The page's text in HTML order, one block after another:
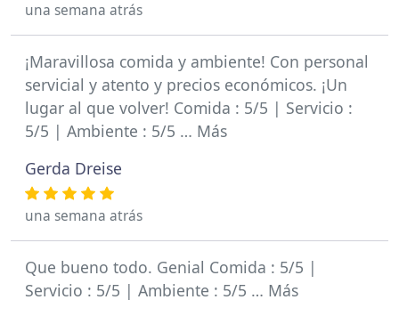
una semana atrás
¡Maravillosa comida y ambiente! Con personal
servicial y atento y precios económicos. ¡Un
lugar al que volver! Comida : 5/5 | Servicio :
5/5 | Ambiente : 5/5 … Más
Gerda Dreise
una semana atrás
Que bueno todo. Genial Comida : 5/5 |
Servicio : 5/5 | Ambiente : 5/5 … Más